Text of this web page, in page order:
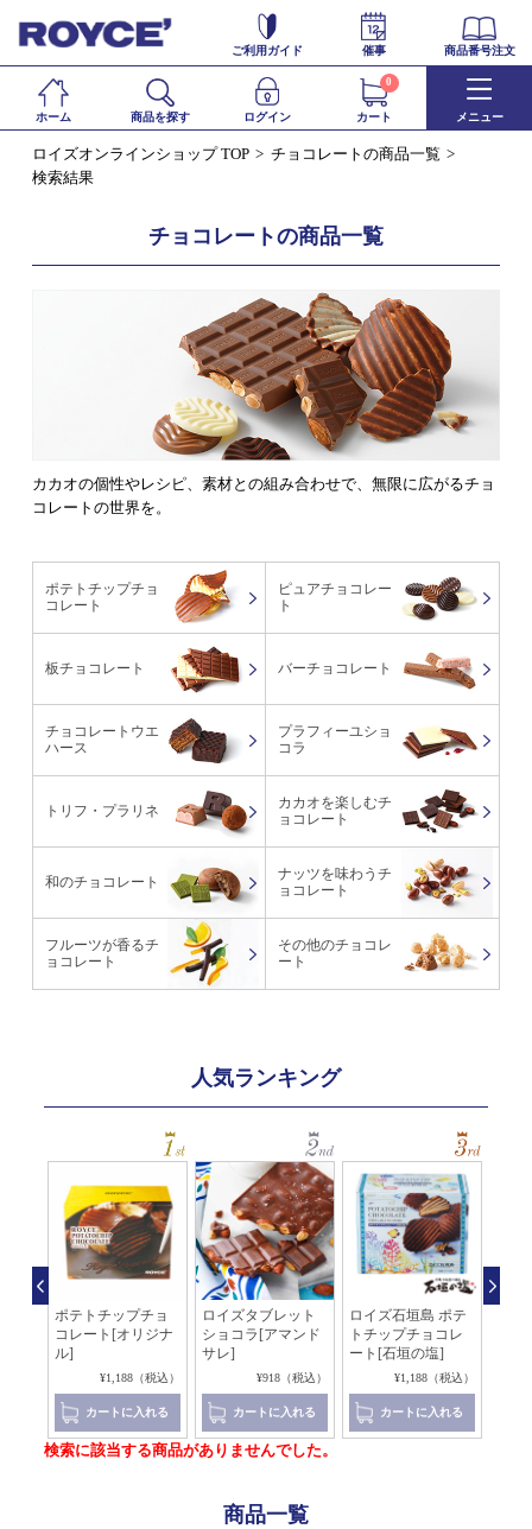
ご利用ガイド 催事 商品番号注文
ホーム 商品を探す ログイン カート
0
メニュー
ロイズオンラインショップ TOP
チョコレートの商品一覧
検索結果
チョコレートの商品一覧
カカオの個性やレシピ、素材との組み合わせで、無限に広がるチョ
コレートの世界を。
ポテトチップチョ
コレート
ピュアチョコレー
ト
板チョコレート バーチョコレート
チョコレートウエ
ハース
プラフィーユショ
コラ
トリフ・プラリネ
カカオを楽しむチ
ョコレート
和のチョコレート
ナッツを味わうチ
ョコレート
フルーツが香るチ
ョコレート
その他のチョコレ
ート
人気ランキング
ポテトチップチョ
コレート[オリジナ
ル]
¥1,188（税込）
カートに入れる
ロイズタブレット
ショコラ[アマンド
サレ]
¥918（税込）
カートに入れる
ロイズ石垣島 ポテ
トチップチョコレ
ート[石垣の塩]
¥1,188（税込）
カートに入れる
検索に該当する商品がありませんでした。
商品一覧